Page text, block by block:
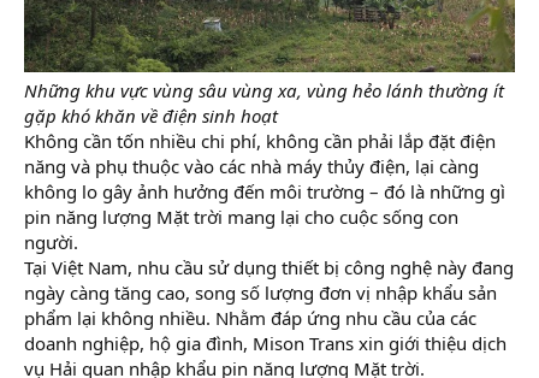
Những khu vực vùng sâu vùng xa, vùng hẻo lánh thường ít
gặp khó khăn về điện sinh hoạt
Không cần tốn nhiều chi phí, không cần phải lắp đặt điện
năng và phụ thuộc vào các nhà máy thủy điện, lại càng
không lo gây ảnh hưởng đến môi trường – đó là những gì
pin năng lượng Mặt trời mang lại cho cuộc sống con
người.
Tại Việt Nam, nhu cầu sử dụng thiết bị công nghệ này đang
ngày càng tăng cao, song số lượng đơn vị nhập khẩu sản
phẩm lại không nhiều. Nhằm đáp ứng nhu cầu của các
doanh nghiệp, hộ gia đình, Mison Trans xin giới thiệu dịch
vụ Hải quan nhập khẩu pin năng lượng Mặt trời.